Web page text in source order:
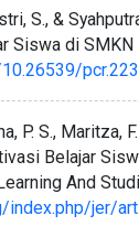
S., &
Siswa di
P. S., Maritza,
Belajar
And
index.php/jer/